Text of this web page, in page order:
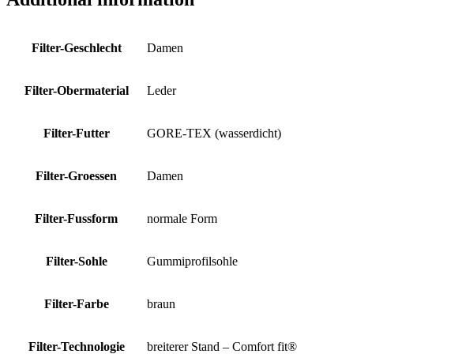
Filter-Geschlecht Damen
Filter-Obermaterial Leder
Filter-Futter GORE-TEX (wasserdicht)
Filter-Groessen Damen
Filter-Fussform normale Form
Filter-Sohle Gummiprofilsohle
Filter-Farbe braun
Filter-Technologie breiterer Stand – Comfort fit®